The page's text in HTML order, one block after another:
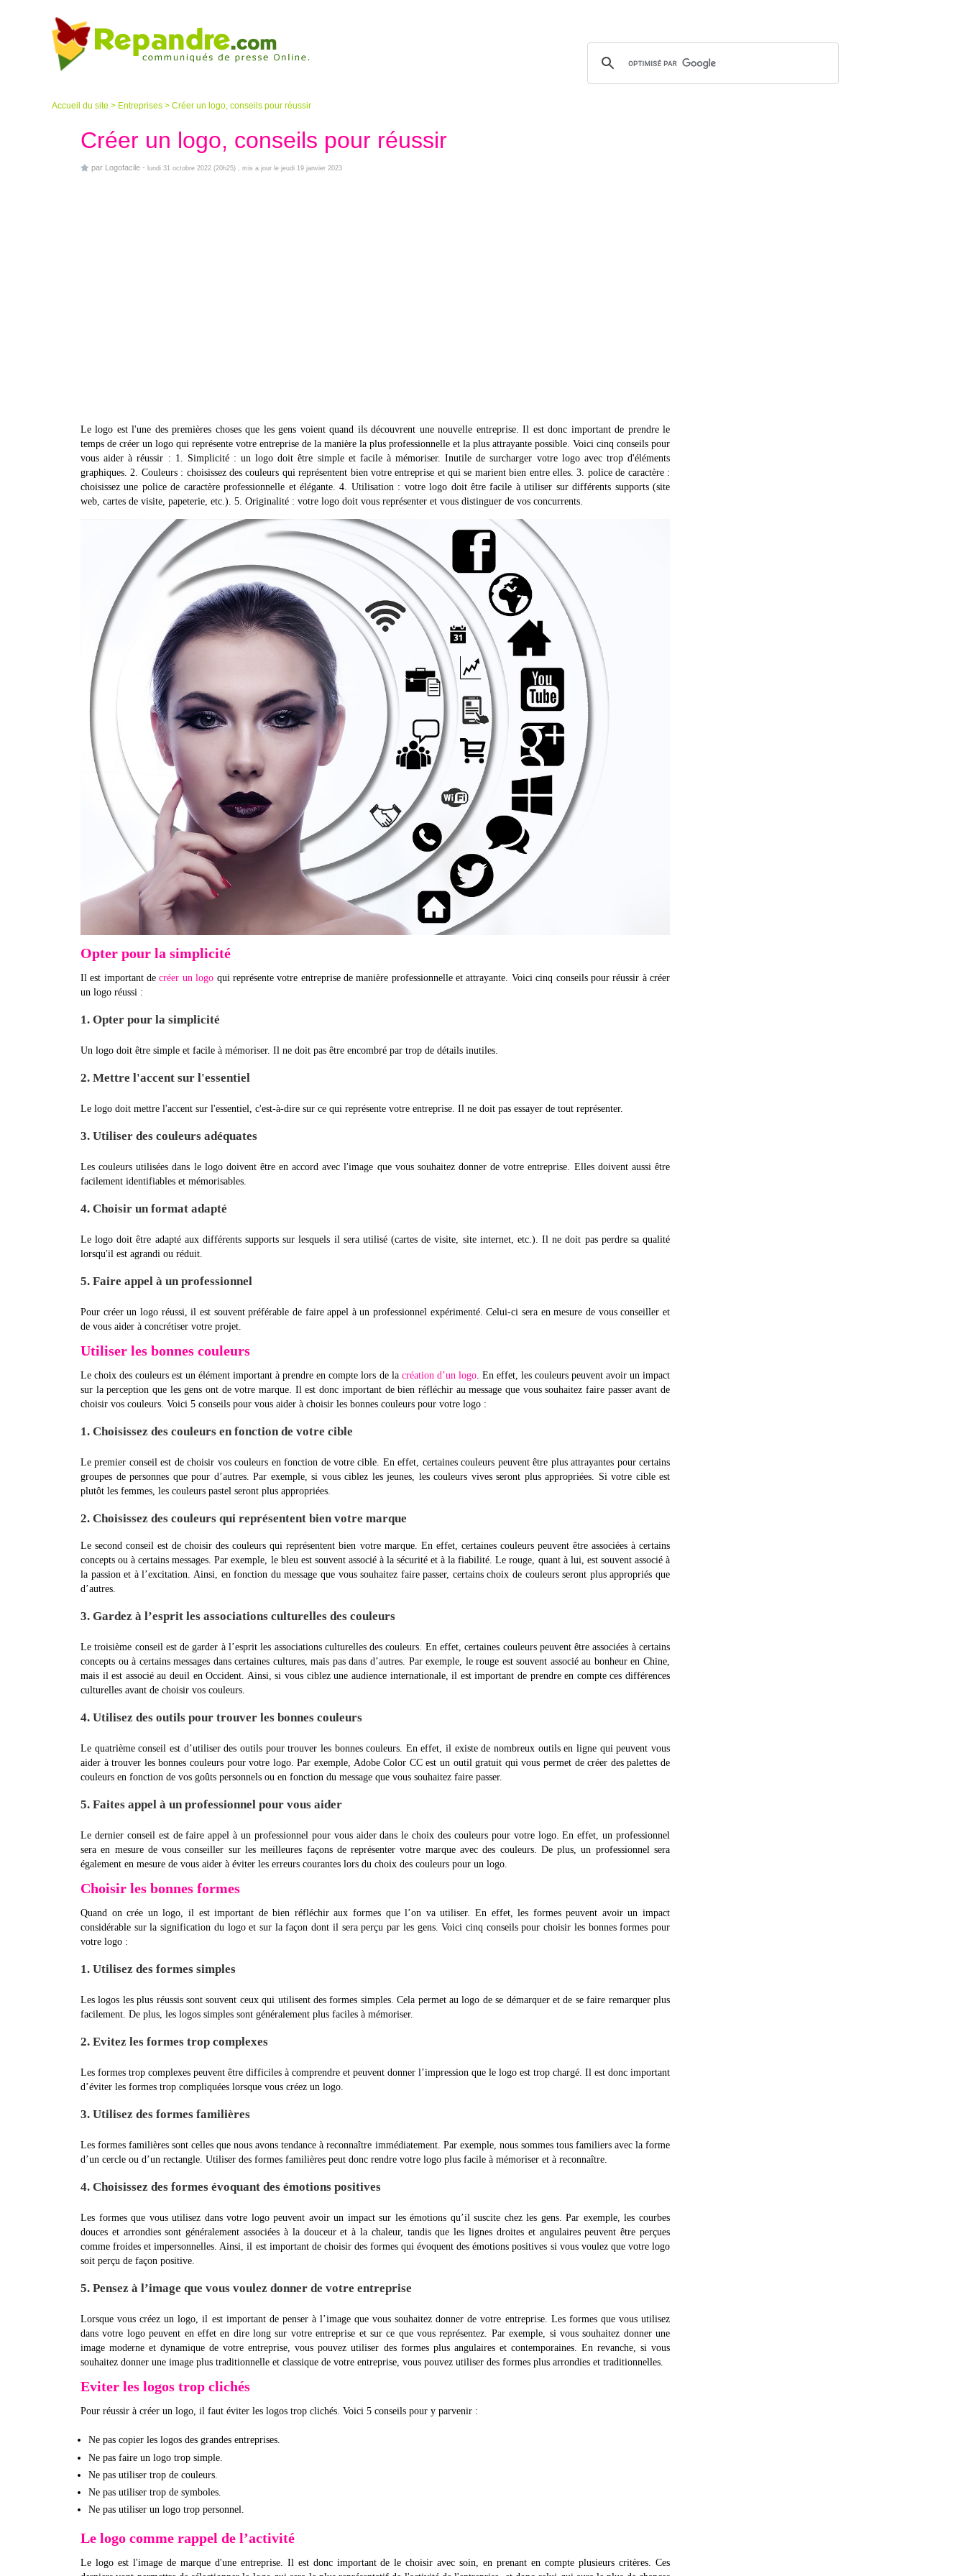
Accueil du site > Entreprises > Créer un logo, conseils pour réussir
Créer un logo, conseils pour réussir
par Logofacile - lundi 31 octobre 2022 (20h25) , mis a jour le jeudi 19 janvier 2023
Le logo est l'une des premières choses que les gens voient quand ils découvrent une nouvelle entreprise. Il est donc important de prendre le
temps de créer un logo qui représente votre entreprise de la manière la plus professionnelle et la plus attrayante possible. Voici cinq conseils pour
vous aider à réussir : 1. Simplicité : un logo doit être simple et facile à mémoriser. Inutile de surcharger votre logo avec trop d'éléments
graphiques. 2. Couleurs : choisissez des couleurs qui représentent bien votre entreprise et qui se marient bien entre elles. 3. police de caractère :
choisissez une police de caractère professionnelle et élégante. 4. Utilisation : votre logo doit être facile à utiliser sur différents supports (site
web, cartes de visite, papeterie, etc.). 5. Originalité : votre logo doit vous représenter et vous distinguer de vos concurrents.
Opter pour la simplicité
Il est important decréer un logo qui représente votre entreprise de manière professionnelle et attrayante. Voici cinq conseils pour réussir à créer
un logo réussi :
1. Opter pour la simplicité
Un logo doit être simple et facile à mémoriser. Il ne doit pas être encombré par trop de détails inutiles.
2. Mettre l'accent sur l'essentiel
Le logo doit mettre l'accent sur l'essentiel, c'est-à-dire sur ce qui représente votre entreprise. Il ne doit pas essayer de tout représenter.
3. Utiliser des couleurs adéquates
Les couleurs utilisées dans le logo doivent être en accord avec l'image que vous souhaitez donner de votre entreprise. Elles doivent aussi être
facilement identifiables et mémorisables.
4. Choisir un format adapté
Le logo doit être adapté aux différents supports sur lesquels il sera utilisé (cartes de visite, site internet, etc.). Il ne doit pas perdre sa qualité
lorsqu'il est agrandi ou réduit.
5. Faire appel à un professionnel
Pour créer un logo réussi, il est souvent préférable de faire appel à un professionnel expérimenté. Celui-ci sera en mesure de vous conseiller et
de vous aider à concrétiser votre projet.
Utiliser les bonnes couleurs
Le choix des couleurs est un élément important à prendre en compte lors de la création d’un logo. En effet, les couleurs peuvent avoir un impact
sur la perception que les gens ont de votre marque. Il est donc important de bien réfléchir au message que vous souhaitez faire passer avant de
choisir vos couleurs. Voici 5 conseils pour vous aider à choisir les bonnes couleurs pour votre logo :
1. Choisissez des couleurs en fonction de votre cible
Le premier conseil est de choisir vos couleurs en fonction de votre cible. En effet, certaines couleurs peuvent être plus attrayantes pour certains
groupes de personnes que pour d’autres. Par exemple, si vous ciblez les jeunes, les couleurs vives seront plus appropriées. Si votre cible est
plutôt les femmes, les couleurs pastel seront plus appropriées.
2. Choisissez des couleurs qui représentent bien votre marque
Le second conseil est de choisir des couleurs qui représentent bien votre marque. En effet, certaines couleurs peuvent être associées à certains
concepts ou à certains messages. Par exemple, le bleu est souvent associé à la sécurité et à la fiabilité. Le rouge, quant à lui, est souvent associé à
la passion et à l’excitation. Ainsi, en fonction du message que vous souhaitez faire passer, certains choix de couleurs seront plus appropriés que
d’autres.
3. Gardez à l’esprit les associations culturelles des couleurs
Le troisième conseil est de garder à l’esprit les associations culturelles des couleurs. En effet, certaines couleurs peuvent être associées à certains
concepts ou à certains messages dans certaines cultures, mais pas dans d’autres. Par exemple, le rouge est souvent associé au bonheur en Chine,
mais il est associé au deuil en Occident. Ainsi, si vous ciblez une audience internationale, il est important de prendre en compte ces différences
culturelles avant de choisir vos couleurs.
4. Utilisez des outils pour trouver les bonnes couleurs
Le quatrième conseil est d’utiliser des outils pour trouver les bonnes couleurs. En effet, il existe de nombreux outils en ligne qui peuvent vous
aider à trouver les bonnes couleurs pour votre logo. Par exemple, Adobe Color CC est un outil gratuit qui vous permet de créer des palettes de
couleurs en fonction de vos goûts personnels ou en fonction du message que vous souhaitez faire passer.
5. Faites appel à un professionnel pour vous aider
Le dernier conseil est de faire appel à un professionnel pour vous aider dans le choix des couleurs pour votre logo. En effet, un professionnel
sera en mesure de vous conseiller sur les meilleures façons de représenter votre marque avec des couleurs. De plus, un professionnel sera
également en mesure de vous aider à éviter les erreurs courantes lors du choix des couleurs pour un logo.
Choisir les bonnes formes
Quand on crée un logo, il est important de bien réfléchir aux formes que l’on va utiliser. En effet, les formes peuvent avoir un impact
considérable sur la signification du logo et sur la façon dont il sera perçu par les gens. Voici cinq conseils pour choisir les bonnes formes pour
votre logo :
1. Utilisez des formes simples
Les logos les plus réussis sont souvent ceux qui utilisent des formes simples. Cela permet au logo de se démarquer et de se faire remarquer plus
facilement. De plus, les logos simples sont généralement plus faciles à mémoriser.
2. Evitez les formes trop complexes
Les formes trop complexes peuvent être difficiles à comprendre et peuvent donner l’impression que le logo est trop chargé. Il est donc important
d’éviter les formes trop compliquées lorsque vous créez un logo.
3. Utilisez des formes familières
Les formes familières sont celles que nous avons tendance à reconnaître immédiatement. Par exemple, nous sommes tous familiers avec la forme
d’un cercle ou d’un rectangle. Utiliser des formes familières peut donc rendre votre logo plus facile à mémoriser et à reconnaître.
4. Choisissez des formes évoquant des émotions positives
Les formes que vous utilisez dans votre logo peuvent avoir un impact sur les émotions qu’il suscite chez les gens. Par exemple, les courbes
douces et arrondies sont généralement associées à la douceur et à la chaleur, tandis que les lignes droites et angulaires peuvent être perçues
comme froides et impersonnelles. Ainsi, il est important de choisir des formes qui évoquent des émotions positives si vous voulez que votre logo
soit perçu de façon positive.
5. Pensez à l’image que vous voulez donner de votre entreprise
Lorsque vous créez un logo, il est important de penser à l’image que vous souhaitez donner de votre entreprise. Les formes que vous utilisez
dans votre logo peuvent en effet en dire long sur votre entreprise et sur ce que vous représentez. Par exemple, si vous souhaitez donner une
image moderne et dynamique de votre entreprise, vous pouvez utiliser des formes plus angulaires et contemporaines. En revanche, si vous
souhaitez donner une image plus traditionnelle et classique de votre entreprise, vous pouvez utiliser des formes plus arrondies et traditionnelles.
Eviter les logos trop clichés
Pour réussir à créer un logo, il faut éviter les logos trop clichés. Voici 5 conseils pour y parvenir :
Ne pas copier les logos des grandes entreprises.
Ne pas faire un logo trop simple.
Ne pas utiliser trop de couleurs.
Ne pas utiliser trop de symboles.
Ne pas utiliser un logo trop personnel.
Le logo comme rappel de l’activité
Le logo est l'image de marque d'une entreprise. Il est donc important de le choisir avec soin, en prenant en compte plusieurs critères. Ces